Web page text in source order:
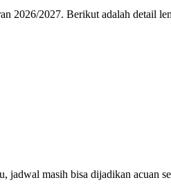
2026/2027. Berikut adalah detail
masih bisa dijadikan acuan